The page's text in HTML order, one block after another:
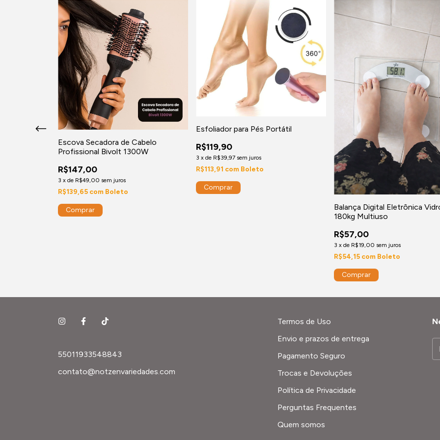
Escova Secadora de Cabelo
Profissional Bivolt 1300W
R$147,00
3 x de R$49,00 sem juros
R$139,65 com Boleto
Esfoliador para Pés Portátil
R$119,90
3 x de R$39,97 sem juros
R$113,91 com Boleto
Balança Digital Eletrônica
180kg Multiuso
R$57,00
3 x de R$19,00 sem juros
R$54,15 com Boleto
55011933548843
contato@notzenvariedades.com
Termos de Uso
Envio e prazos de entrega
Pagamento Seguro
Trocas e Devoluções
Política de Privacidade
Perguntas Frequentes
Quem somos